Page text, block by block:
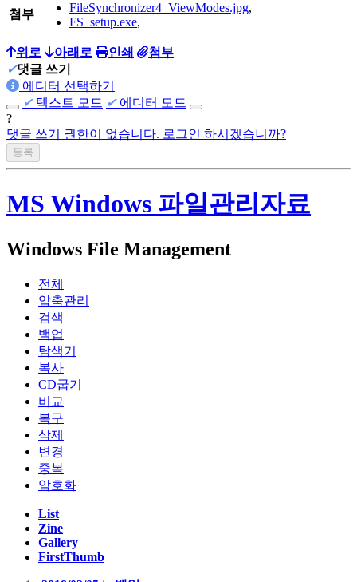
첨부 FileSynchronizer4_ViewModes.jpg,
FS_setup.exe,
위로 아래로 인쇄
첨부
✔댓글 쓰기
에디터 선택하기
✔ 텍스트 모드 ✔ 에디터 모드
?
댓글 쓰기 권한이 없습니다. 로그인 하시겠습니까?
MS Windows 파일관리자료
Windows File Management
전체
압축관리
검색
백업
탐색기
복사
CD굽기
비교
복구
삭제
변경
중복
암호화
List
Zine
Gallery
FirstThumb